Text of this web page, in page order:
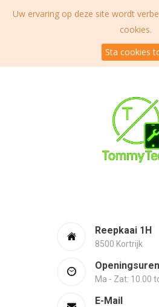
Uw ervaring op deze site wordt
cookies.
Sta cookies
Reepkaai 1H
8500 Kortrijk
Openingsuren
Ma - Zat: 10.00
E-Mail